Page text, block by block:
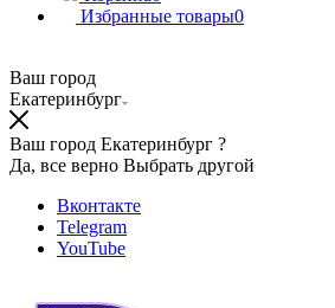
Избранные товары0
Ваш город
Екатеринбург
Ваш город Екатеринбург ?
Да, все верно Выбрать другой
Вконтакте
Telegram
YouTube